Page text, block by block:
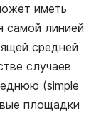
иметь
самой линией
средней
случаев
(simple
площадки